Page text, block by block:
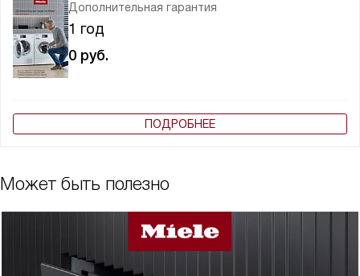
Дополнительная гарантия
1 год
0 руб.
ПОДРОБНЕЕ
Может быть полезно